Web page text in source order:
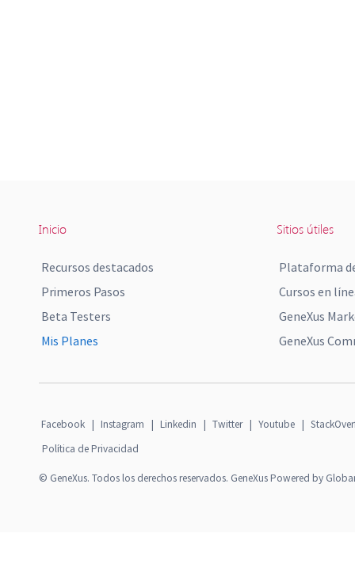
Inicio
Recursos destacados
Primeros Pasos
Beta Testers
Mis Planes
Sitios útiles
Plataforma
Cursos en
GeneXus
GeneXus
Facebook | Instagram | Linkedin | Twitter | Youtube |
Política de Privacidad
© GeneXus. Todos los derechos reservados. GeneXus Powered by